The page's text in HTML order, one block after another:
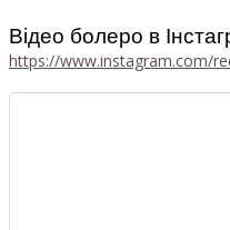
https://www.instagram.com/